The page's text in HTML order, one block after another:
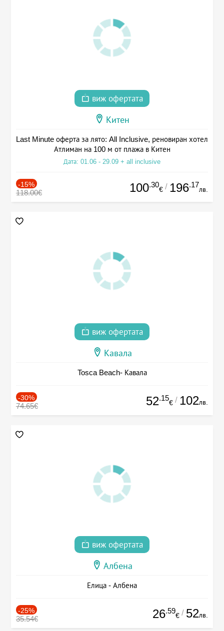
виж офертата
Китен
Last Minute оферта за лято: All Inclusive, реновиран хотел
Атлиман на 100 м от плажа в Китен
Дата: 01.06 - 29.09 + all inclusive
-15%
118.00€ 100.30
€ / 196.17
лв.
виж офертата
Кавала
Tosca Beach- Кавала
-30%
74.65€ 52.15
€ / 102лв.
виж офертата
Албена
Елица - Албена
-25%
35.54€ 26.59
€ / 52лв.